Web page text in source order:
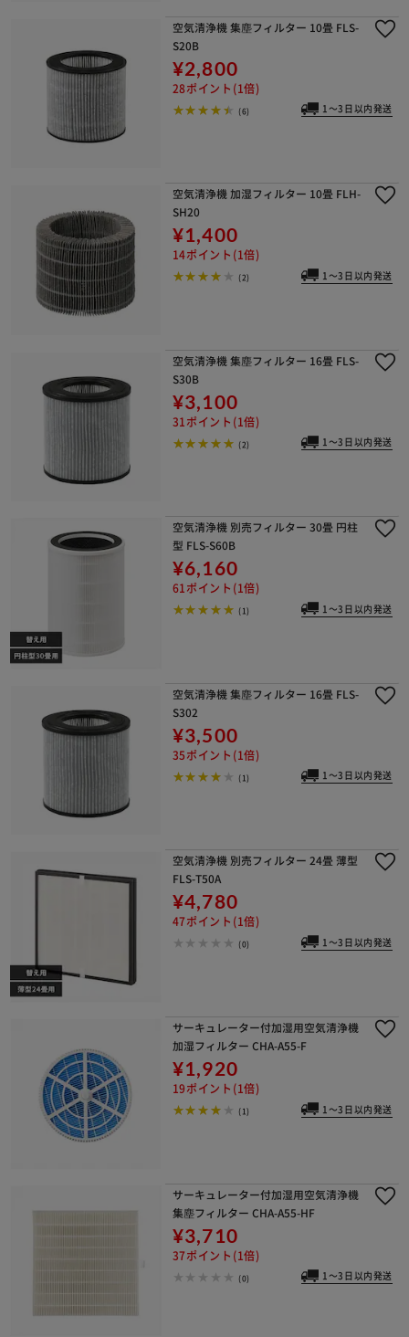
空気清浄機 集塵フィルター 10畳 FLS-
S20B
¥2,800
28ポイント(1倍)
(6) 1～3日以内発送
空気清浄機 加湿フィルター 10畳 FLH-
SH20
¥1,400
14ポイント(1倍)
(2) 1～3日以内発送
空気清浄機 集塵フィルター 16畳 FLS-
S30B
¥3,100
31ポイント(1倍)
(2) 1～3日以内発送
空気清浄機 別売フィルター 30畳 円柱
型 FLS-S60B
¥6,160
61ポイント(1倍)
(1) 1～3日以内発送
空気清浄機 集塵フィルター 16畳 FLS-
S302
¥3,500
35ポイント(1倍)
(1) 1～3日以内発送
空気清浄機 別売フィルター 24畳 薄型
FLS-T50A
¥4,780
47ポイント(1倍)
(0) 1～3日以内発送
サーキュレーター付加湿用空気清浄機
加湿フィルター CHA-A55-F
¥1,920
19ポイント(1倍)
(1) 1～3日以内発送
サーキュレーター付加湿用空気清浄機
集塵フィルター CHA-A55-HF
¥3,710
37ポイント(1倍)
(0) 1～3日以内発送